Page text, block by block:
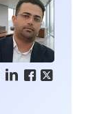
  